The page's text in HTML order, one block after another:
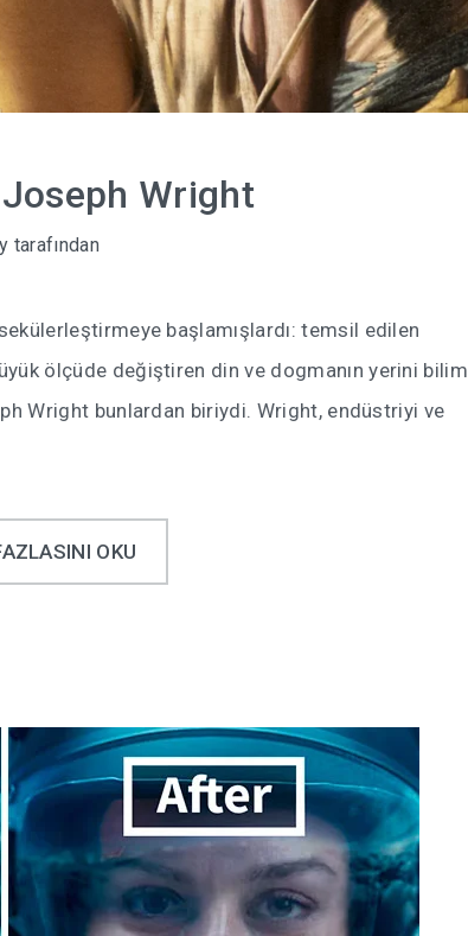
Joseph Wright
tarafından
başlamışlardı: temsil edilen
ölçüde değiştiren din ve dogmanın yerini bilim
Wright bunlardan biriydi. Wright, endüstriyi ve
OKU